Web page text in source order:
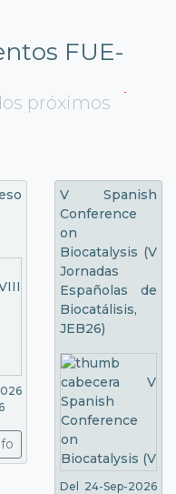
FUE-
próximos
V Spanish
Conference
on
Biocatalysis (V
Jornadas
Españolas de
Biocatálisis,
JEB26)
Del 24-Sep-2026